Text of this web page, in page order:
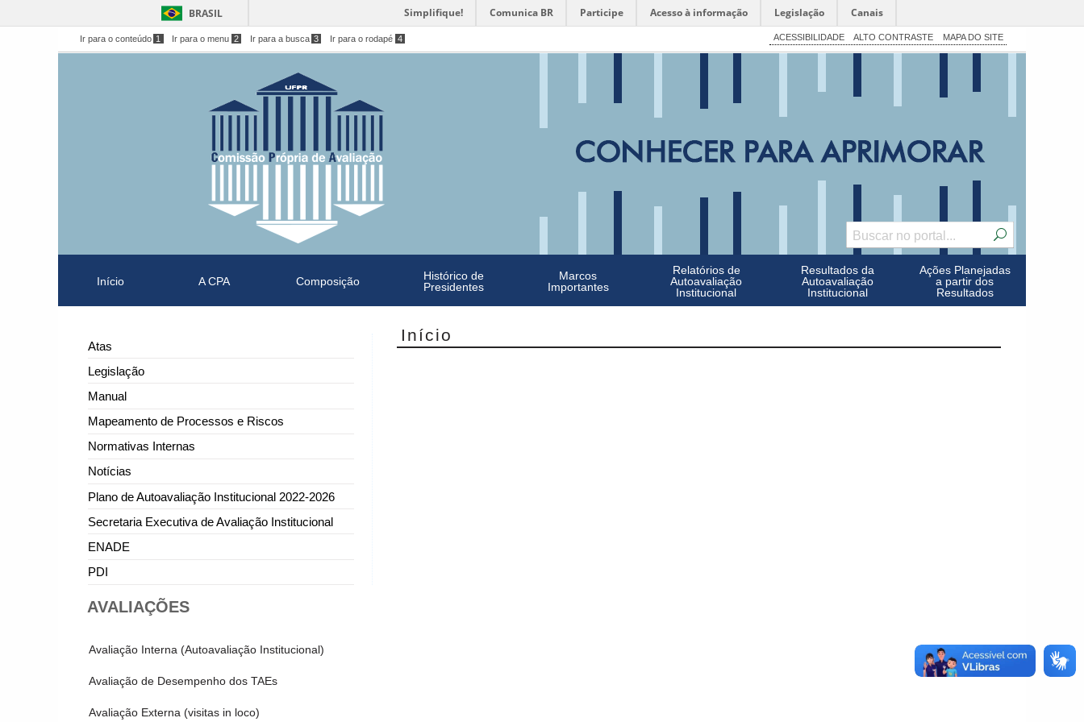
BRASIL Simplifique! Comunica BR Participe Acesso à informação Legislação Canais
Ir para o conteúdo 1 Ir para o menu 2 Ir para a busca 3 Ir para o rodapé 4 ACESSIBILIDADE ALTO CONTRASTE MAPA DO SITE
Início A CPA Composição
Histórico de
Presidentes
Marcos
Importantes
Relatórios de
Autoavaliação
Institucional
Resultados da
Autoavaliação
Institucional
Ações Planejadas
a partir dos
Resultados
Atas
Legislação
Manual
Mapeamento de Processos e Riscos
Normativas Internas
Notícias
Plano de Autoavaliação Institucional 2022-2026
Secretaria Executiva de Avaliação Institucional
ENADE
PDI
AVALIAÇÕES
Avaliação Interna (Autoavaliação Institucional)
Avaliação de Desempenho dos TAEs
Avaliação Externa (visitas in loco)
Início